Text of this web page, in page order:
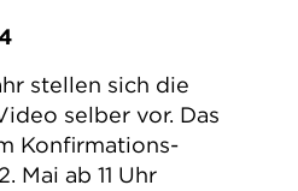
stellen sich die
selber vor. Das
Konfirmations-
Mai ab 11 Uhr